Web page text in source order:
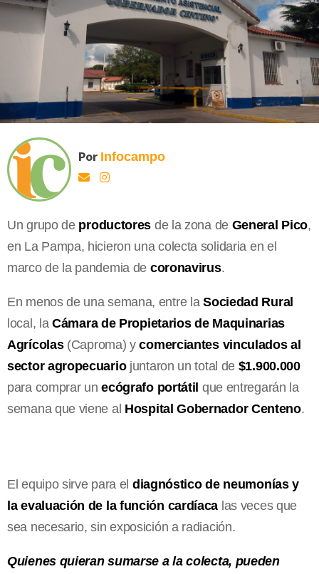
Por Infocampo
Un grupo deproductores de la zona de General Pico,
en La Pampa, hicieron una colecta solidaria en el
marco de la pandemia de coronavirus.
En menos de una semana, entre laSociedad Rural
local, laCámara de Propietarios de Maquinarias
Agrícolas(Caproma) ycomerciantes vinculados al
sector agropecuariojuntaron un total de $1.900.000
para comprar unecógrafo portátil que entregarán la
semana que viene al Hospital Gobernador Centeno.
El equipo sirve para el diagnóstico de neumonías y
la evaluación de la función cardíaca las veces que
sea necesario, sin exposición a radiación.
Quienes quieran sumarse a la colecta, pueden